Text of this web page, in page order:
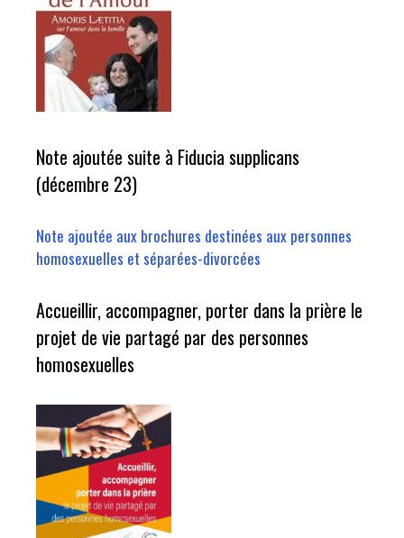
Note ajoutée suite à Fiducia supplicans
(décembre 23)
Note ajoutée aux brochures destinées aux personnes
homosexuelles et séparées-divorcées
Accueillir, accompagner, porter dans la prière le
projet de vie partagé par des personnes
homosexuelles